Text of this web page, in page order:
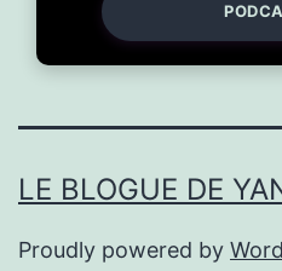
LE BLOGUE DE
Proudly powered by